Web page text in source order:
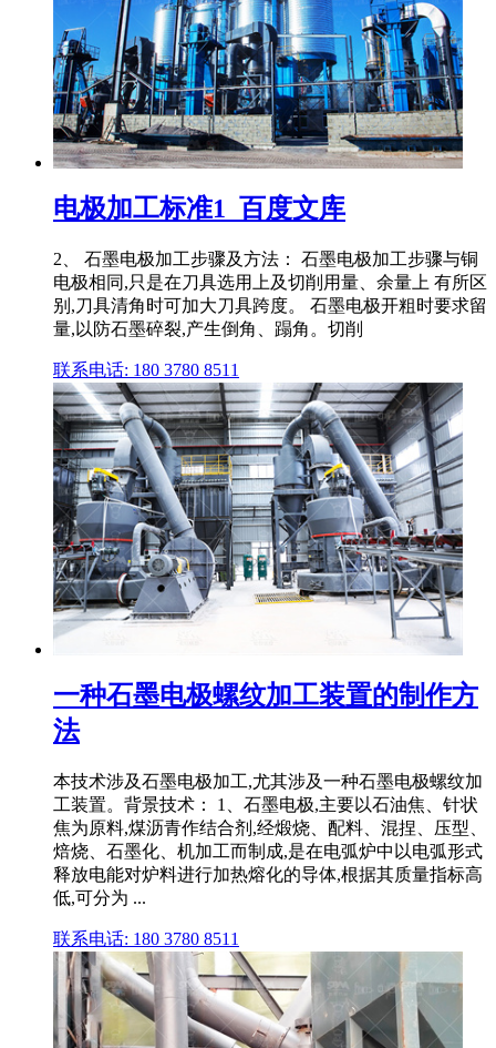
电极加工标准1_百度文库
2、 石墨电极加工步骤及方法： 石墨电极加工步骤与铜
电极相同,只是在刀具选用上及切削用量、余量上 有所区
别,刀具清角时可加大刀具跨度。 石墨电极开粗时要求留
量,以防石墨碎裂,产生倒角、蹋角。切削
联系电话: 180 3780 8511
一种石墨电极螺纹加工装置的制作方
法
本技术涉及石墨电极加工,尤其涉及一种石墨电极螺纹加
工装置。背景技术： 1、石墨电极,主要以石油焦、针状
焦为原料,煤沥青作结合剂,经煅烧、配料、混捏、压型、
焙烧、石墨化、机加工而制成,是在电弧炉中以电弧形式
释放电能对炉料进行加热熔化的导体,根据其质量指标高
低,可分为 ...
联系电话: 180 3780 8511